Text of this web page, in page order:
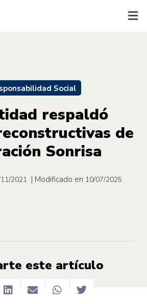
Social
respaldó
de
Sonrisa
2021 | Modificado en 10/07/2025
este artículo